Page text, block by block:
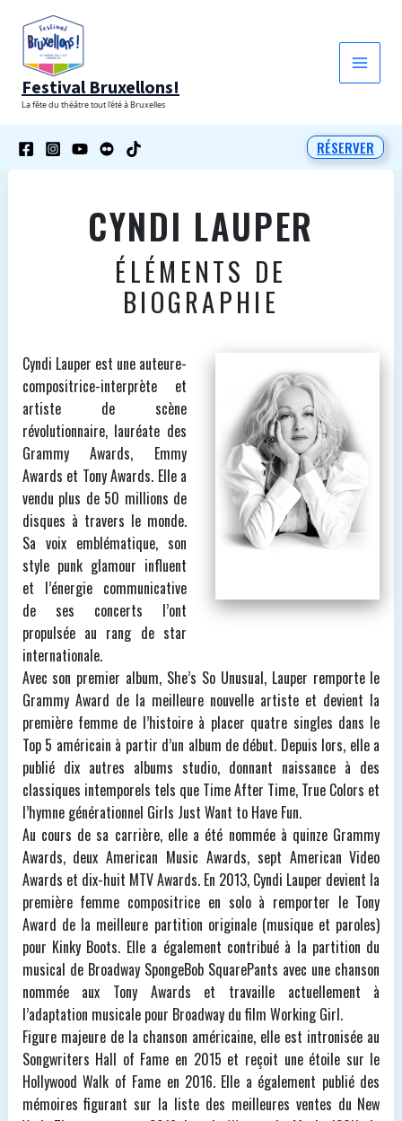
contenu
Festival Bruxellons!
La fête du théâtre tout l'été à Bruxelles
RÉSERVER
CYNDI LAUPER
ÉLÉMENTS DE
BIOGRAPHIE
Cyndi Lauper est une auteure-
compositrice-interprète et
artiste de scène
révolutionnaire, lauréate des
Grammy Awards, Emmy
Awards et Tony Awards. Elle a
vendu plus de 50 millions de
disques à travers le monde.
Sa voix emblématique, son
style punk glamour influent
et l’énergie communicative
de ses concerts l’ont
propulsée au rang de star
internationale.
Avec son premier album, She’s So Unusual, Lauper remporte le
Grammy Award de la meilleure nouvelle artiste et devient la
première femme de l’histoire à placer quatre singles dans le
Top 5 américain à partir d’un album de début. Depuis lors, elle a
publié dix autres albums studio, donnant naissance à des
classiques intemporels tels que Time After Time, True Colors et
l’hymne générationnel Girls Just Want to Have Fun.
Au cours de sa carrière, elle a été nommée à quinze Grammy
Awards, deux American Music Awards, sept American Video
Awards et dix-huit MTV Awards. En 2013, Cyndi Lauper devient la
première femme compositrice en solo à remporter le Tony
Award de la meilleure partition originale (musique et paroles)
pour Kinky Boots. Elle a également contribué à la partition du
musical de Broadway SpongeBob SquarePants avec une chanson
nommée aux Tony Awards et travaille actuellement à
l’adaptation musicale pour Broadway du film Working Girl.
Figure majeure de la chanson américaine, elle est intronisée au
Songwriters Hall of Fame en 2015 et reçoit une étoile sur le
Hollywood Walk of Fame en 2016. Elle a également publié des
mémoires figurant sur la liste des meilleures ventes du New